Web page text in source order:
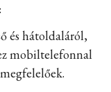
és hátoldaláról,
mobiltelefonnal